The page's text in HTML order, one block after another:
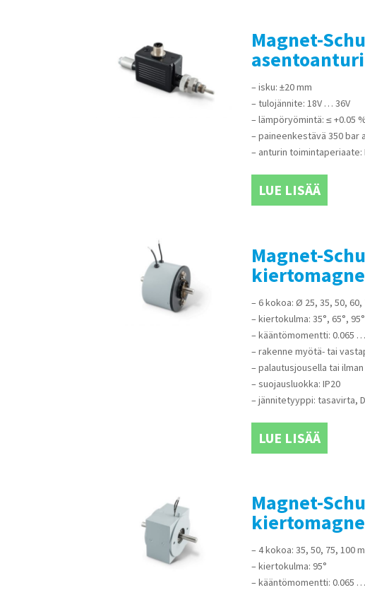
Magnet-
asentoanturi
– isku: ±20 mm
– tulojännite: 18V … 36V
– lämpöryömintä: ≤ +0.05
– paineenkestävä 350 bar
– anturin toimintaperiaate:
LUE LISÄÄ
Magnet-
– 6 kokoa: Ø 25, 35, 50, 60,
– kiertokulma: 35°, 65°, 95°
– kääntömomentti: 0.065
– rakenne myötä- tai
– palautusjousella tai ilman
– suojausluokka: IP20
– jännitetyyppi: tasavirta,
LUE LISÄÄ
Magnet-
– 4 kokoa: 35, 50, 75, 100
– kiertokulma: 95°
– kääntömomentti: 0.065